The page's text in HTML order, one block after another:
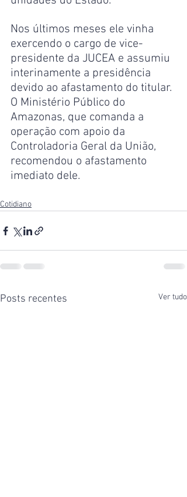
Nos últimos meses ele vinha
exercendo o cargo de vice-
presidente da JUCEA e assumiu
interinamente a presidência
devido ao afastamento do titular.
O Ministério Público do
Amazonas, que comanda a
operação com apoio da
Controladoria Geral da União,
recomendou o afastamento
imediato dele.
Cotidiano
Posts recentes Ver tudo